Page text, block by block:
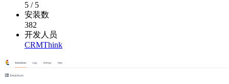
5 / 5
安装数
382
开发人员
CRMThink